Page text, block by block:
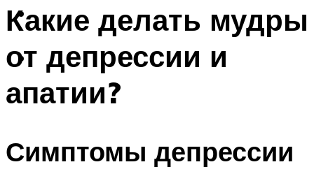
ФИТНЕС
МЕНЮ
Какие делать мудры
от депрессии и
апатии?
Симптомы депрессии